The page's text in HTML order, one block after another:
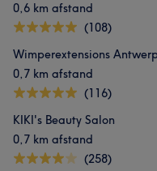
0,6 km afstand
(108)
Wimperextensions
0,7 km afstand
(116)
KIKI's Beauty Salon
0,7 km afstand
(258)